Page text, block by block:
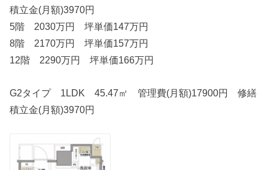
積立金(月額)3970円
5階 2030万円 坪単価147万円
8階 2170万円 坪単価157万円
12階 2290万円 坪単価166万円
G2タイプ 1LDK 45.47㎡ 管理費(月額)17900円 修繕
積立金(月額)3970円